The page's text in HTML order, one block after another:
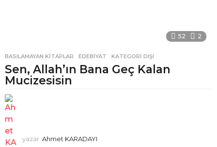
52 2
BASILAMAYAN KITAPLAR ,EDEBIYAT ,KATEGORI DIŞI
Sen, Allah’ın Bana Geç Kalan
Mucizesisin
yazar Ahmet KARADAYI